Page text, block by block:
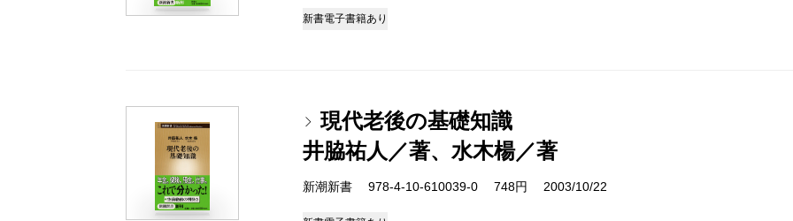
新書電子書籍あり
現代老後の基礎知識
井脇祐人／著、水木楊／著
新潮新書 978-4-10-610039-0 748円 2003/10/22